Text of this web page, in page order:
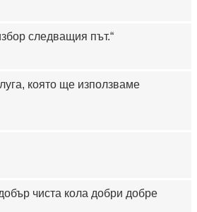
следващия път.
която ще използваме
чиста кола добри добре